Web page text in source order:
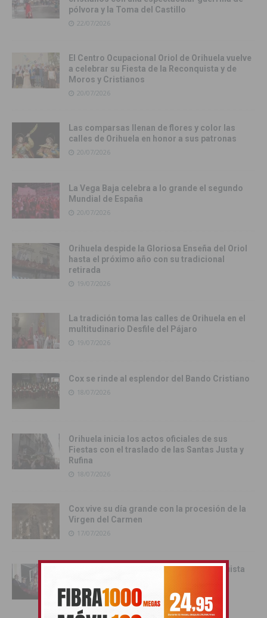
pólvora y la Toma del Castillo
22/07/2026
El Centro Ocupacional Oriol de Orihuela vuelve
a celebrar su Fiesta de la Reconquista y de
Moros y Cristianos
20/07/2026
Las comparsas llenan de flores y color las
calles de Orihuela en honor a sus patronas
20/07/2026
La Vega Baja celebra a lo grande el segundo
Mundial de España
20/07/2026
Orihuela despide la Gloriosa Enseña del Oriol
hasta el próximo año con su tradicional
retirada
19/07/2026
La tradición toma las calles de Orihuela en el
multitudinario Desfile del Pájaro
19/07/2026
Cox se rinde al esplendor del Bando Cristiano
18/07/2026
Orihuela inicia los actos oficiales de sus
Fiestas con el traslado de las Santas Justa y
Rufina
18/07/2026
Cox vive su día grande con la procesión de la
Virgen del Carmen
17/07/2026
Orihuela inicia sus Fiestas de la Reconquista
Enseña del Oriol
17/07/2026